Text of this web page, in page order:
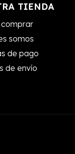
TIENDA
somos
de pago
de envío